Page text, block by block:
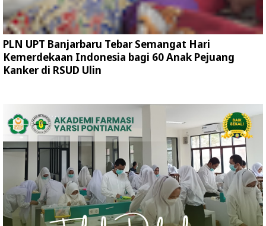
PLN UPT Banjarbaru Tebar Semangat Hari
Kemerdekaan Indonesia bagi 60 Anak Pejuang
Kanker di RSUD Ulin